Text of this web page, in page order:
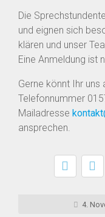
Die
und eignen sich
klären und unser
Eine Anmeldung ist
Gerne könnt Ihr
Telefonnummer
Mailadresse
ansprechen.
4.